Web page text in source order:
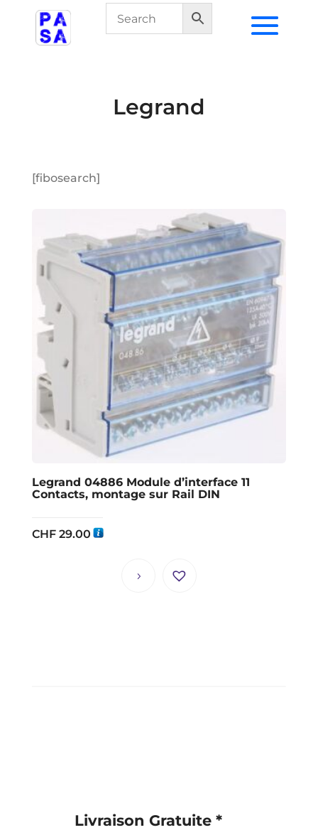
Legrand
[fibosearch]
Legrand 04886 Module d’interface 11
Contacts, montage sur Rail DIN
CHF29.00
Livraison Gratuite *